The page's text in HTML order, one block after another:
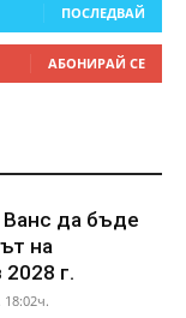
ПОСЛЕДВАЙ
АБОНИРАЙ СЕ
да бъде
на
г.
18:02ч.